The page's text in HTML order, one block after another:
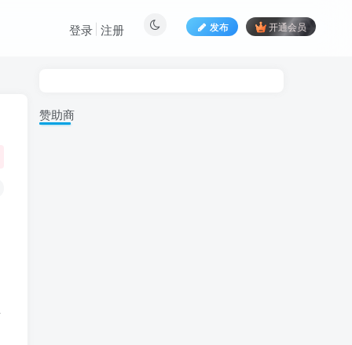
发布 开通会员
登录 注册
赞助商